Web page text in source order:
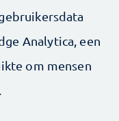
Analytica, een
om mensen